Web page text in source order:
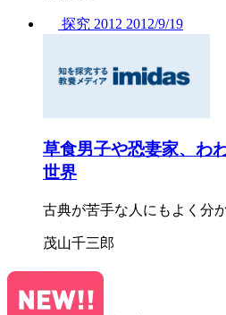
探究 2012 2012/9/19
草食男子や恐妻家、わ
世界
古典が苦手な人にもよく分
茂山千三郎